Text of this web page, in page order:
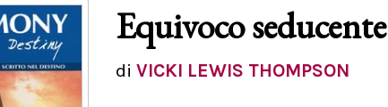
Equivoco seducente
diVICKI LEWIS THOMPSON